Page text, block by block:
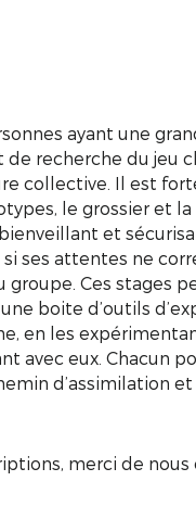
ayant une
recherche du jeu
collective. Il est
le grossier et
et
ses attentes ne
groupe. Ces stages
boite d’outils
en les
avec eux. Chacun
d’assimilation
merci de